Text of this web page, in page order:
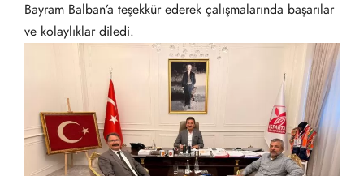
Bayram Balban’a teşekkür ederek çalışmalarında başarılar
ve kolaylıklar diledi.